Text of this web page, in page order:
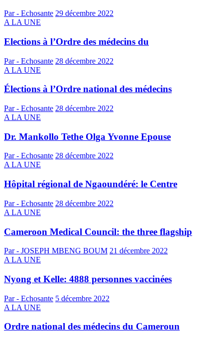
Par - Echosante 29 décembre 2022
A LA UNE
Elections à l’Ordre des médecins du
Par - Echosante 28 décembre 2022
A LA UNE
Élections à l’Ordre national des médecins
Par - Echosante 28 décembre 2022
A LA UNE
Dr. Mankollo Tethe Olga Yvonne Epouse
Par - Echosante 28 décembre 2022
A LA UNE
Hôpital régional de Ngaoundéré: le Centre
Par - Echosante 28 décembre 2022
A LA UNE
Cameroon Medical Council: the three flagship
Par - JOSEPH MBENG BOUM 21 décembre 2022
A LA UNE
Nyong et Kelle: 4888 personnes vaccinées
Par - Echosante 5 décembre 2022
A LA UNE
Ordre national des médecins du Cameroun